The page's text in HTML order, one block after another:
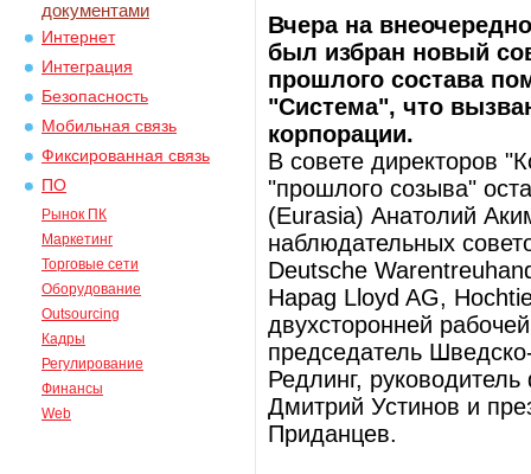
документами
Интернет
Интеграция
Безопасность
Мобильная связь
Фиксированная связь
ПО
Рынок ПК
Маркетинг
Торговые сети
Оборудование
Outsourcing
Кадры
Регулирование
Финансы
Web
Вчера на
был избран новый
прошлого состава
"Система", что
корпорации.
В совете директоров
"прошлого созыва"
(Eurasia) Анатолий
наблюдательных
Deutsche
Hapag Lloyd AG,
двухсторонней
председатель
Редлинг,
Дмитрий Устинов и
Приданцев.